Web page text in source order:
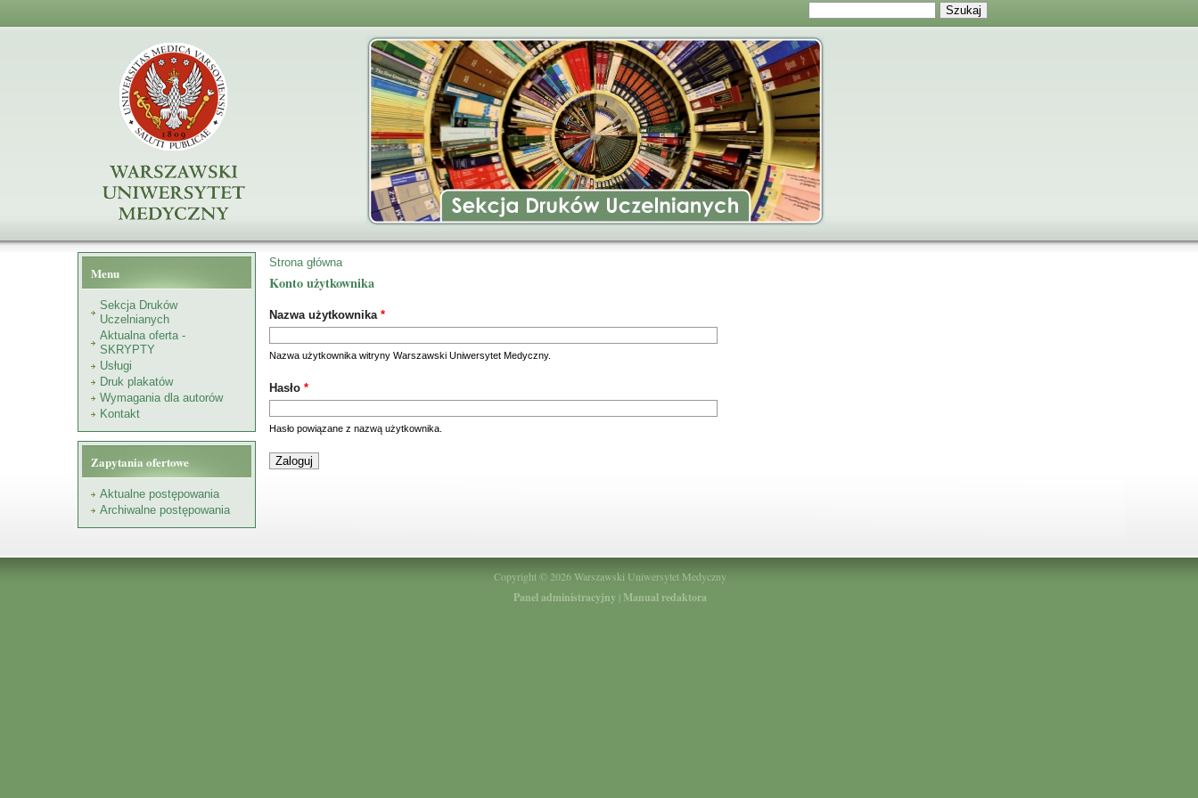
Menu
Sekcja Druków
Uczelnianych
Aktualna oferta -
SKRYPTY
Usługi
Druk plakatów
Wymagania dla autorów
Kontakt
Zapytania ofertowe
Aktualne postępowania
Archiwalne postępowania
Jesteś tutaj
Strona główna
Konto użytkownika
Nazwa użytkownika *
Nazwa użytkownika witryny Warszawski Uniwersytet Medyczny.
Hasło *
Hasło powiązane z nazwą użytkownika.
Copyright © 2026 Warszawski Uniwersytet Medyczny
Panel administracyjny | Manual redaktora